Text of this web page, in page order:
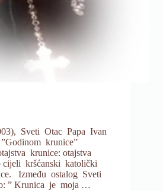
Sveti Otac Papa Ivan
krunice”
krunice: otajstva
cijeli kršćanski katolički
Između ostalog Sveti
” Krunica je moja …